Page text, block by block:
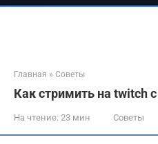
Главная » Советы
Как стримить на twitch
На чтение: 23 мин Советы